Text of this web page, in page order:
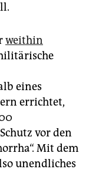
weithin
eines
errichtet,
vor den
Mit dem
unendliches